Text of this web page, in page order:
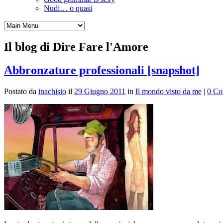
Nudi… o quasi
Il blog di Dire Fare l'Amore
Abbronzature professionali [snapshot]
Postato da inachisio il 29 Giugno 2011 in Il mondo visto da me | 0